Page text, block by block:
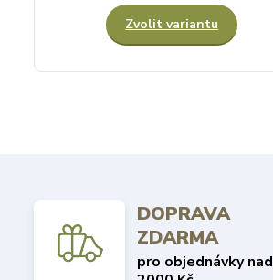
Zvolit variantu
DOPRAVA
ZDARMA
pro objednávky nad